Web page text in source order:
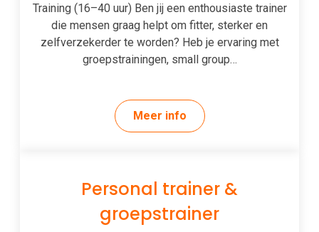
Training (16–40 uur) Ben jij een enthousiaste trainer
die mensen graag helpt om fitter, sterker en
zelfverzekerder te worden? Heb je ervaring met
groepstrainingen, small group…
Meer info
Personal trainer &
groepstrainer